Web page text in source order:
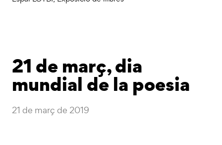
21 de març, dia
mundial de la poesia
21 de març de 2019